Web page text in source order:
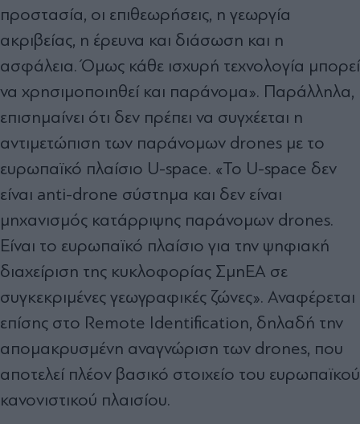
προστασία, οι επιθεωρήσεις, η γεωργία
ακριβείας, η έρευνα και διάσωση και η
ασφάλεια. Όμως κάθε ισχυρή τεχνολογία μπορεί
να χρησιμοποιηθεί και παράνομα». Παράλληλα,
επισημαίνει ότι δεν πρέπει να συγχέεται η
αντιμετώπιση των παράνομων drones με το
ευρωπαϊκό πλαίσιο U-space. «Το U-space δεν
είναι anti-drone σύστημα και δεν είναι
μηχανισμός κατάρριψης παράνομων drones.
Είναι το ευρωπαϊκό πλαίσιο για την ψηφιακή
διαχείριση της κυκλοφορίας ΣμηΕΑ σε
συγκεκριμένες γεωγραφικές ζώνες». Αναφέρεται
επίσης στο Remote Identification, δηλαδή την
απομακρυσμένη αναγνώριση των drones, που
αποτελεί πλέον βασικό στοιχείο του ευρωπαϊκού
κανονιστικού πλαισίου.